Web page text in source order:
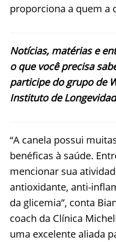
proporciona a quem a
Notícias, matérias e
o que você precisa
participe do grupo de
Instituto de
“A canela possui
benéficas à saúde.
mencionar sua
antioxidante, anti-
da glicemia”, conta
coach da Clínica
uma excelente aliada